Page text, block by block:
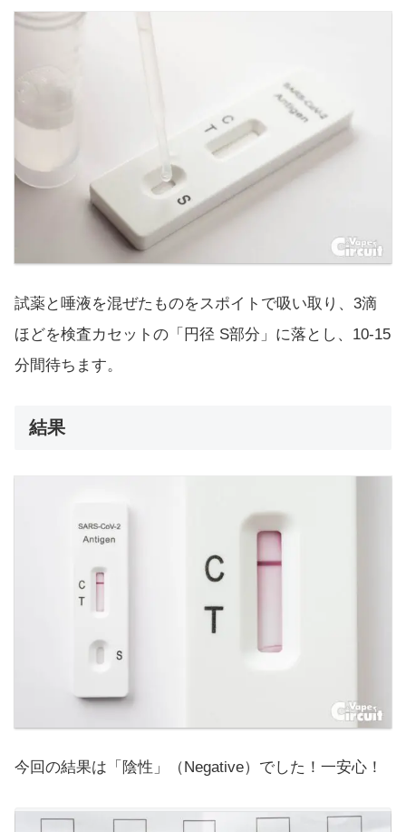
試薬と唾液を混ぜたものをスポイトで吸い取り、3滴
ほどを検査カセットの「円径 S部分」に落とし、10-15
分間待ちます。
結果
今回の結果は「陰性」（Negative）でした！一安心！